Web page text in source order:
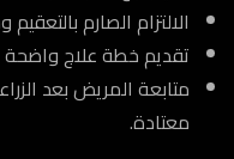
الالتزام الصارم
تقديم خطة علاج واضحة
متابعة المريض بعد
معتادة.